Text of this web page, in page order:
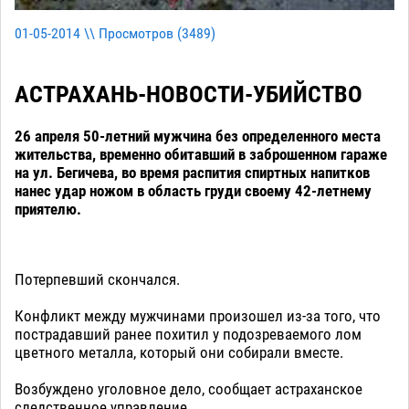
01-05-2014 \\ Просмотров (3489)
АСТРАХАНЬ-НОВОСТИ-УБИЙСТВО
26 апреля 50-летний мужчина без определенного места
жительства, временно обитавший в заброшенном гараже
на ул. Бегичева, во время распития спиртных напитков
нанес удар ножом в область груди своему 42-летнему
приятелю.
Потерпевший скончался.
Конфликт между мужчинами произошел из-за того, что
пострадавший ранее похитил у подозреваемого лом
цветного металла, который они собирали вместе.
Возбуждено уголовное дело, сообщает астраханское